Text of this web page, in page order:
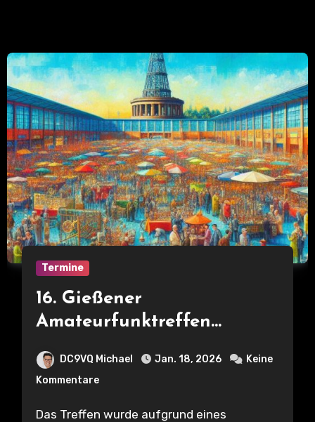
Termine
16. Gießener
Amateurfunktreffen
DC9VQ Michael Jan. 18, 2026
Keine
Kommentare
Das Treffen wurde aufgrund eines